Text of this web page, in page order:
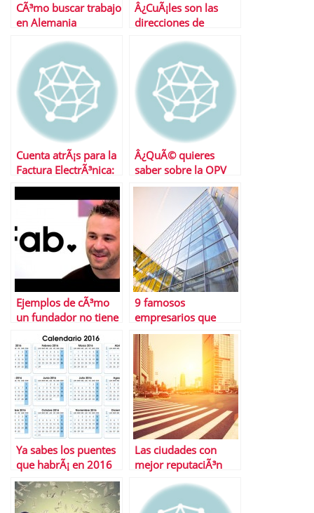
CÃ³mo buscar trabajo
en Alemania
Â¿CuÃ¡les son las
direcciones de
consumidor?
Cuenta atrÃ¡s para la
Factura ElectrÃ³nica:
Aunque queda
tiempo, nos tocarÃ¡
Â¿QuÃ© quieres
saber sobre la OPV
Endesa? Contestamos
a todas tus preguntas
Ejemplos de cÃ³mo
un fundador no tiene
que ser
necesariamente un
buen CEO
9 famosos
empresarios que
empezaron con
trabajos humildes
Ya sabes los puentes
que habrÃ¡ en 2016
Las ciudades con
mejor reputaciÃ³n